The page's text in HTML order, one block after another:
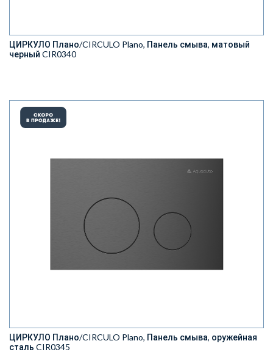
ЦИРКУЛО Плано/CIRCULO Plano, Панель смыва, матовый
черный CIR0340
ЦИРКУЛО Плано/CIRCULO Plano, Панель смыва, оружейная
сталь CIR0345